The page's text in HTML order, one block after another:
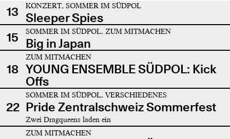
13
KONZERT, SOMMER IM SÜDPOL
Sleeper Spies
15
SOMMER IM SÜDPOL, ZUM MITMACHEN
Big in Japan
18
ZUM MITMACHEN
YOUNG ENSEMBLE SÜDPOL: Kick
Offs
22
SOMMER IM SÜDPOL, VERSCHIEDENES
Pride Zentralschweiz Sommerfest
Zwei Dragqueens laden ein
ZUM MITMACHEN